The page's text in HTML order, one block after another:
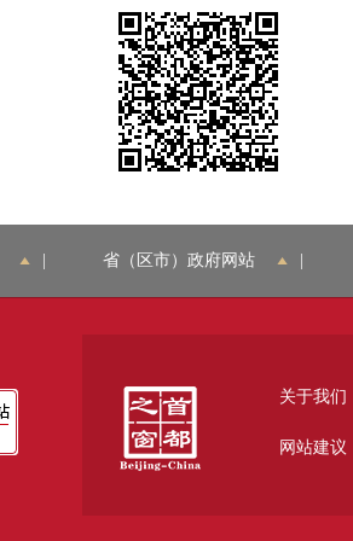
省（区市）政府网站
关于我们
网站建议